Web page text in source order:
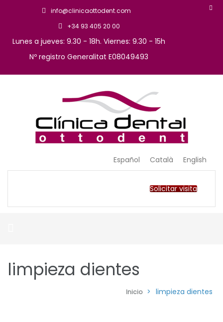
info@clinicaottodent.com
+34 93 405 20 00
Lunes a jueves: 9.30 - 18h. Viernes: 9.30 - 15h
Nº registro Generalitat E08049493
Clinica OttodentEspañol Català English
Solicitar visita
limpieza dientes
Inicio > limpieza dientes